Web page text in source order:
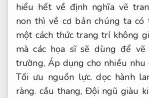
hiểu hết về định nghĩa vẽ
non thì về cơ bản chúng ta
một cách thức trang trí không
mà các họa sĩ sẽ dùng để vẽ
trường, Áp dụng cho nhiều nhu
Tối ưu nguồn lực. dọc hành
ràng. cầu thang, Đội ngũ giàu